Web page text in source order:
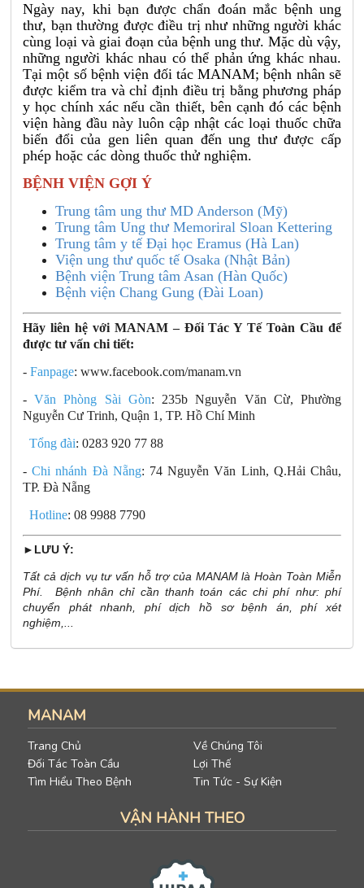
Ngày nay, khi bạn được chẩn đoán mắc bệnh ung
thư, bạn thường được điều trị như những người khác
cùng loại và giai đoạn của bệnh ung thư. Mặc dù vậy,
những người khác nhau có thể phản ứng khác nhau.
Tại một số bệnh viện đối tác MANAM; bệnh nhân sẽ
được kiểm tra và chỉ định điều trị bằng phương pháp
y học chính xác nếu cần thiết, bên cạnh đó các bệnh
viện hàng đầu này luôn cập nhật các loại thuốc chữa
biến đổi của gen liên quan đến ung thư được cấp
phép hoặc các dòng thuốc thử nghiệm.
BỆNH VIỆN GỢI Ý
Trung tâm ung thư MD Anderson (Mỹ)
Trung tâm Ung thư Memoriral Sloan Kettering
Trung tâm y tế Đại học Eramus (Hà Lan)
Viện ung thư quốc tế Osaka (Nhật Bản)
Bệnh viện Trung tâm Asan (Hàn Quốc)
Bệnh viện Chang Gung (Đài Loan)
Hãy liên hệ với MANAM – Đối Tác Y Tế Toàn Cầu để
được tư vấn chi tiết:
- Fanpage: www.facebook.com/manam.vn
-Văn Phòng Sài Gòn: 235b Nguyễn Văn Cừ, Phường
Nguyễn Cư Trinh, Quận 1, TP. Hồ Chí Minh
Tổng đài: 0283 920 77 88
-Chi nhánh Đà Nẵng: 74 Nguyễn Văn Linh, Q.Hải Châu,
TP. Đà Nẵng
Hotline: 08 9988 7790
►LƯU Ý:
Tất cả dịch vụ tư vấn hỗ trợ của MANAM là Hoàn Toàn Miễn
Phí. Bệnh nhân chỉ cần thanh toán các chi phí như: phí
chuyển phát nhanh, phí dịch hồ sơ bệnh án, phí xét
nghiệm,...
MANAM
Trang Chủ
Đối Tác Toàn Cầu
Tìm Hiểu Theo Bệnh
Về Chúng Tôi
Lợi Thế
Tin Tức - Sự Kiện
VẬN HÀNH THEO